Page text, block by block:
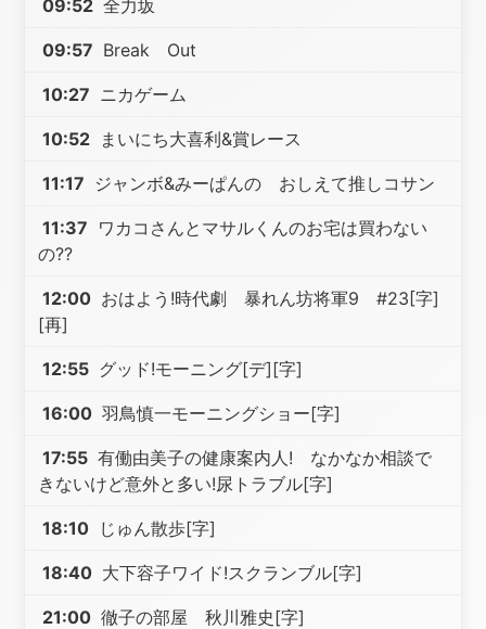
09:52 全力坂
09:57 Break Out
10:27 ニカゲーム
10:52 まいにち大喜利&賞レース
11:17 ジャンボ&みーぱんの おしえて推しコサン
11:37 ワカコさんとマサルくんのお宅は買わない
の??
12:00 おはよう!時代劇 暴れん坊将軍9 #23[字]
[再]
12:55 グッド!モーニング[デ][字]
16:00 羽鳥慎一モーニングショー[字]
17:55 有働由美子の健康案内人! なかなか相談で
きないけど意外と多い!尿トラブル[字]
18:10 じゅん散歩[字]
18:40 大下容子ワイド!スクランブル[字]
21:00 徹子の部屋 秋川雅史[字]